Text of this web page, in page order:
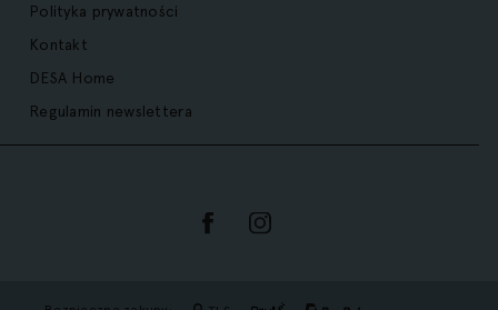
Polityka prywatności
Kontakt
DESA Home
Regulamin newslettera